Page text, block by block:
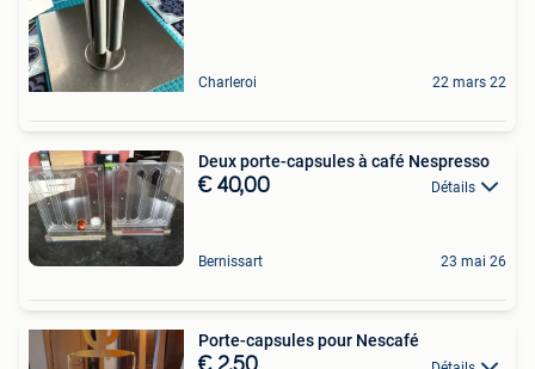
Charleroi 22 mars 22
Deux porte-capsules à café Nespresso
€ 40,00 Détails
Bernissart 23 mai 26
Porte-capsules pour Nescafé